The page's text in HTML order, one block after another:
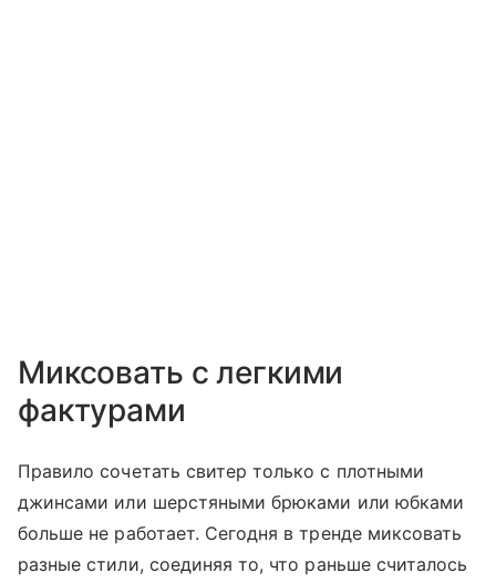
Миксовать с легкими
фактурами
Правило сочетать свитер только с плотными
джинсами или шерстяными брюками или юбками
больше не работает. Сегодня в тренде миксовать
разные стили, соединяя то, что раньше считалось